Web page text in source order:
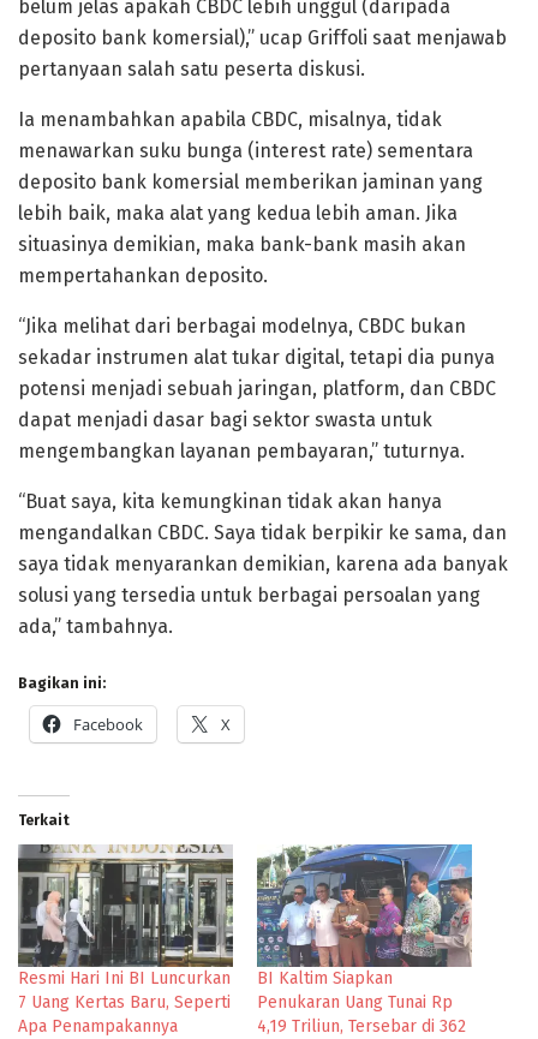
belum jelas apakah CBDC lebih unggul (daripada
deposito bank komersial),” ucap Griffoli saat menjawab
pertanyaan salah satu peserta diskusi.
Ia menambahkan apabila CBDC, misalnya, tidak
menawarkan suku bunga (interest rate) sementara
deposito bank komersial memberikan jaminan yang
lebih baik, maka alat yang kedua lebih aman. Jika
situasinya demikian, maka bank-bank masih akan
mempertahankan deposito.
“Jika melihat dari berbagai modelnya, CBDC bukan
sekadar instrumen alat tukar digital, tetapi dia punya
potensi menjadi sebuah jaringan, platform, dan CBDC
dapat menjadi dasar bagi sektor swasta untuk
mengembangkan layanan pembayaran,” tuturnya.
“Buat saya, kita kemungkinan tidak akan hanya
mengandalkan CBDC. Saya tidak berpikir ke sama, dan
saya tidak menyarankan demikian, karena ada banyak
solusi yang tersedia untuk berbagai persoalan yang
ada,” tambahnya.
Bagikan ini:
Facebook X
Terkait
Resmi Hari Ini BI Luncurkan
7 Uang Kertas Baru, Seperti
Apa Penampakannya
BI Kaltim Siapkan
Penukaran Uang Tunai Rp
4,19 Triliun, Tersebar di 362